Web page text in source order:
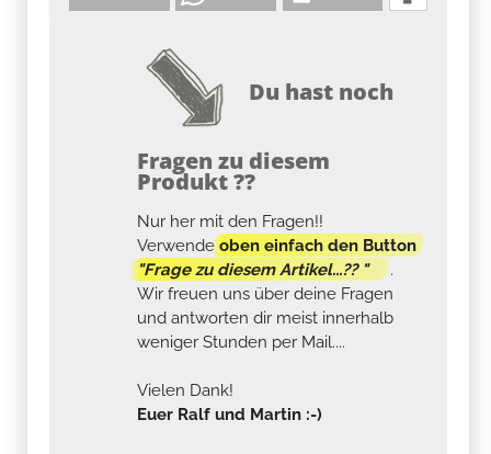
Du hast noch
Fragen zu diesem
Produkt ??
Nur her mit den Fragen!!
Verwendeoben einfach den Button
"Frage zu diesem Artikel...?? "
.
Wir freuen uns über deine Fragen
und antworten dir meist innerhalb
weniger Stunden per Mail....
Vielen Dank!
Euer Ralf und Martin :-)